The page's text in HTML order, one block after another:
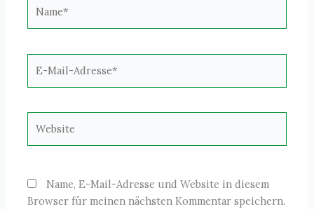
Mail-
Name, E-Mail-Adresse und Website in diesem
Browser für meinen nächsten Kommentar speichern.